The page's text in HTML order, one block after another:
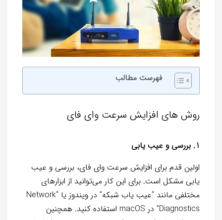
فهرست مطالب
روش های افزایش سرعت وای فای
1. بررسی و عیب یابی
اولین قدم برای افزایش سرعت وای فای، بررسی و عیب
یابی مشکل است. برای این کار می‌توانید از ابزارهای
مختلفی مانند “عیب یاب شبکه” در ویندوز یا “Network
Diagnostics” در macOS استفاده کنید. همچنین